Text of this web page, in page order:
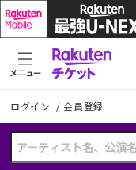
ログイン /会員登録
メニュー